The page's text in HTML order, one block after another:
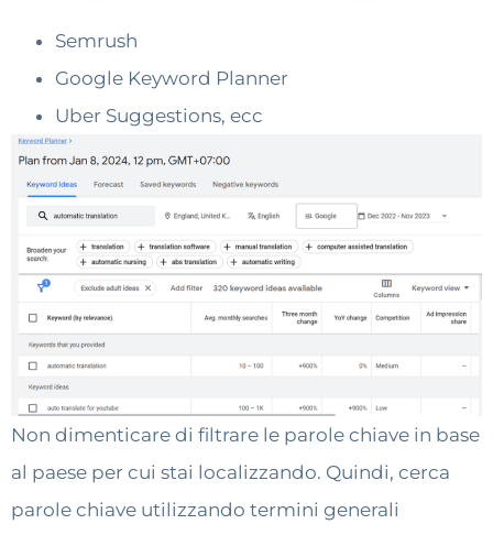
Semrush
Google Keyword Planner
Uber Suggestions, ecc
Non dimenticare di filtrare le parole chiave in base
al paese per cui stai localizzando. Quindi, cerca
parole chiave utilizzando termini generali